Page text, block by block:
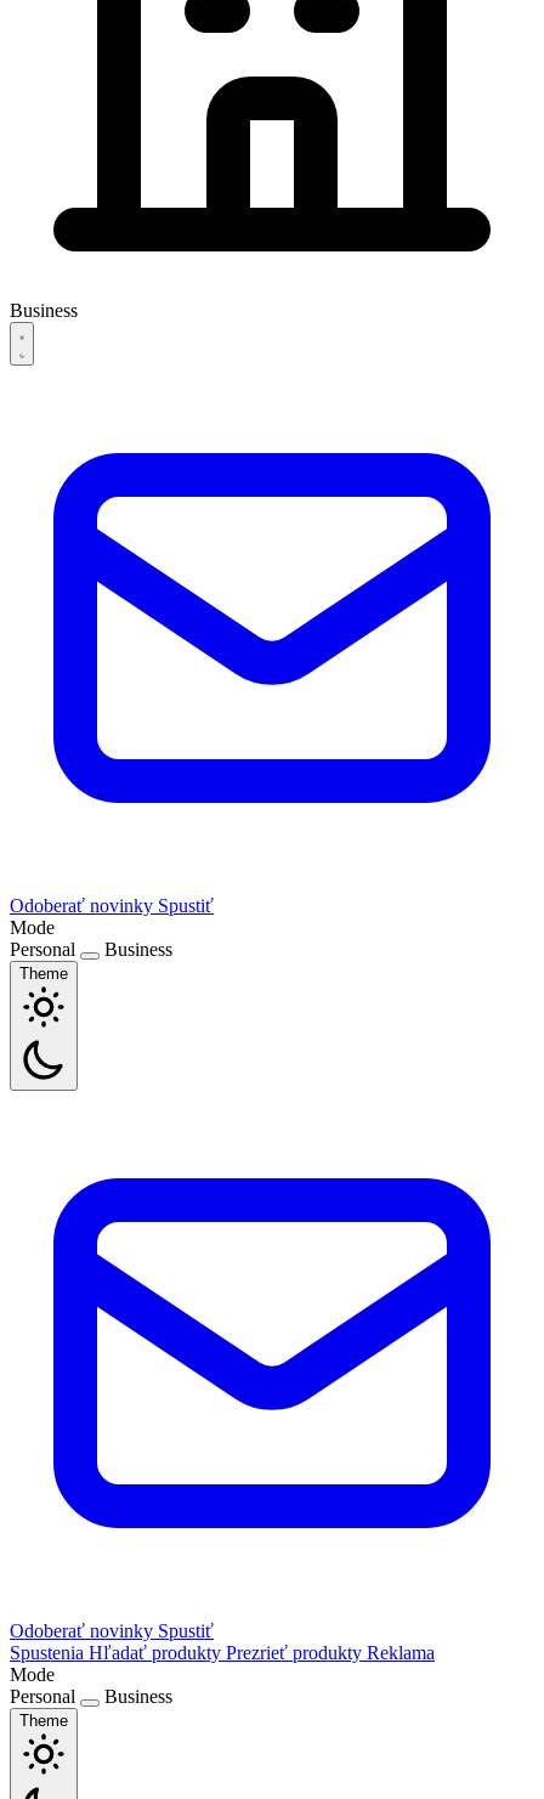
Business
Odoberať novinky Spustiť
Mode
Personal
Business
Theme
Odoberať novinky Spustiť
Spustenia Hľadať produkty Prezrieť produkty Reklama
Mode
Personal
Business
Theme